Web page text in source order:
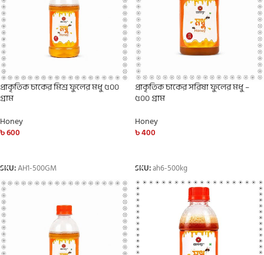
প্রাকৃতিক চাকের মিশ্র ফুলের মধু ৫০০
গ্রাম
Honey
৳600
SKU:AH1-500GM
প্রাকৃতিক চাকের সরিষা ফুলের মধু –
৫০০ গ্রাম
Honey
৳400
SKU:ah6-500kg